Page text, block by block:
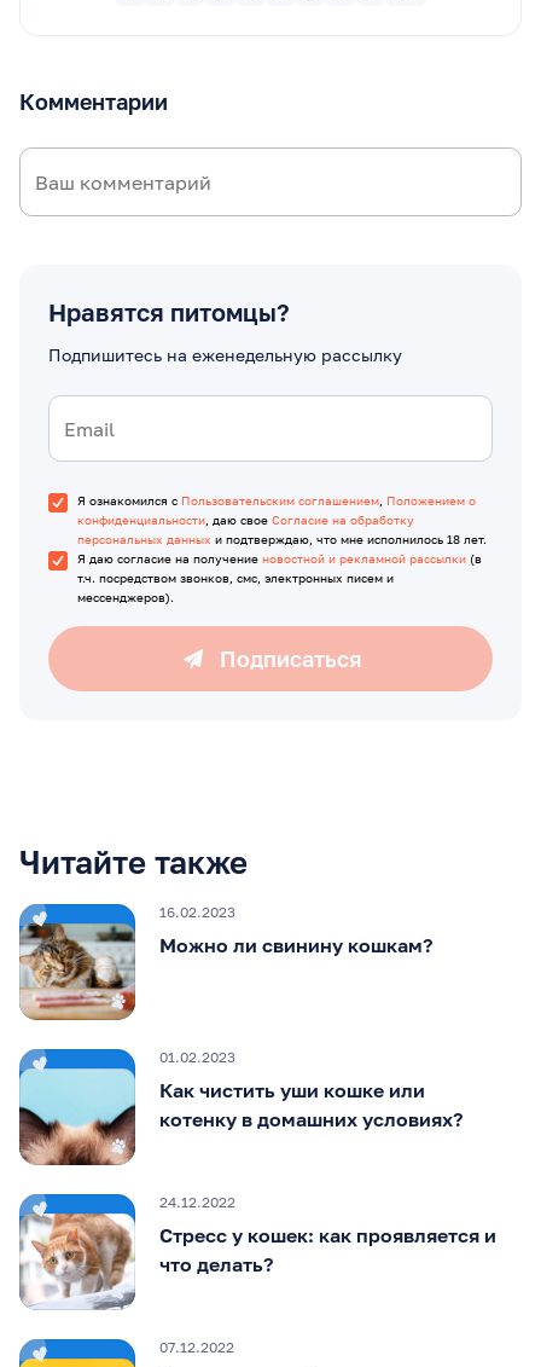
Комментарии
Нравятся питомцы?
Подпишитесь на еженедельную рассылку
Я ознакомился с Пользовательским соглашением, Положением о
конфиденциальности, даю свое Согласие на обработку
персональных данных и подтверждаю, что мне исполнилось 18 лет.
Я даю согласие на получение новостной и рекламной рассылки (в
т.ч. посредством звонков, смс, электронных писем и
мессенджеров).
Подписаться
Читайте также
16.02.2023
Можно ли свинину кошкам?
01.02.2023
Как чистить уши кошке или
котенку в домашних условиях?
24.12.2022
Стресс у кошек: как проявляется и
что делать?
07.12.2022